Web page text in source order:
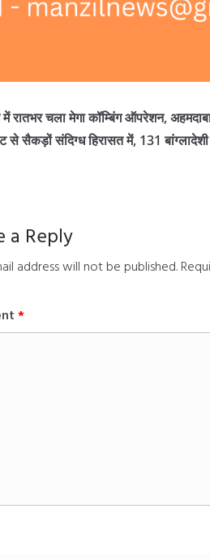
रातभर चला मेगा कॉम्बिंग ऑपरेशन,
से सैकड़ों संदिग्ध हिरासत में, 131 बांग्लादेशी
a Reply
address will not be published.
*